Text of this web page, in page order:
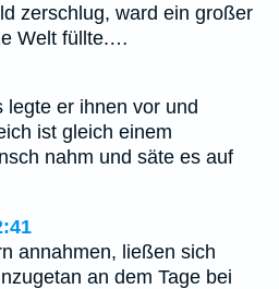
zerschlug, ward ein großer
Welt füllte.…
legte er ihnen vor und
ist gleich einem
nahm und säte es auf
annahmen, ließen sich
an dem Tage bei